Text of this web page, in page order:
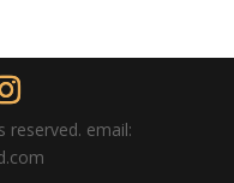
reserved. email: